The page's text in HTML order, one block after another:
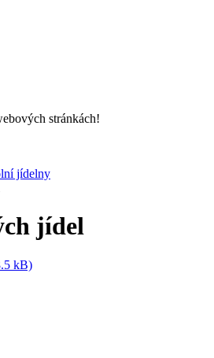
stránkách!
jídelny
jídel
kB)